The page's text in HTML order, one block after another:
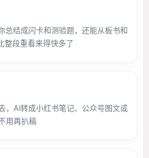
总结成闪卡和测验题，还能从板书和
整段重看来得快多了
，AI转成小红书笔记、公众号图文或
用再扒稿